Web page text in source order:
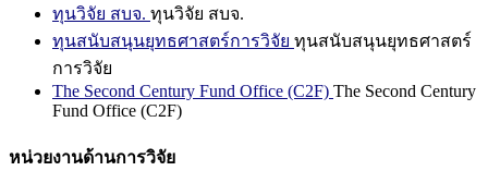
ทุนวิจัย สบจ. ทุนวิจัย สบจ.
ทุนสนับสนุนยุทธศาสตร์การวิจัย ทุนสนับสนุนยุทธศาสตร์
การวิจัย
The Second Century Fund Office (C2F) The Second Century
Fund Office (C2F)
หน่วยงานด้านการวิจัย